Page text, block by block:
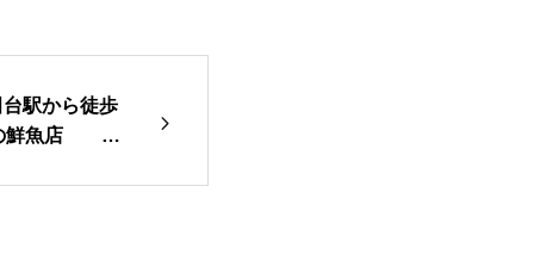
駅から徒歩
鮮魚店 魚